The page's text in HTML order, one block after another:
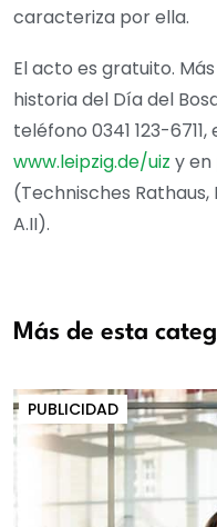
caracteriza por ella.
El acto es gratuito.
historia del Día del
teléfono 0341 123-
www.leipzig.de/uiz y en
(Technisches Rathaus,
A.II).
Más de esta
PUBLICIDAD